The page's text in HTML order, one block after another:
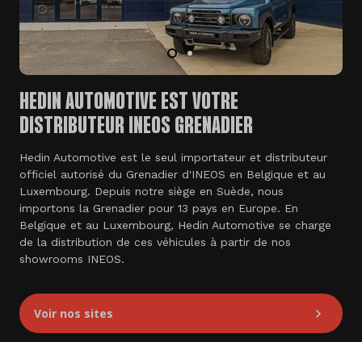
HEDIN AUTOMOTIVE EST VOTRE
DISTRIBUTEUR INEOS GRENADIER
Hedin Automotive est le seul importateur et distributeur
officiel autorisé du Grenadier d'INEOS en Belgique et au
Luxembourg. Depuis notre siège en Suède, nous
importons la Grenadier pour 13 pays en Europe. En
Belgique et au Luxembourg, Hedin Automotive se charge
de la distribution de ces véhicules à partir de nos
showrooms INEOS.
Voir nos sites